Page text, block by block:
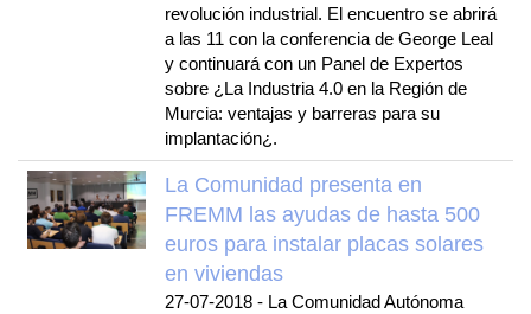
revolución industrial. El encuentro se abrirá
a las 11 con la conferencia de George Leal
y continuará con un Panel de Expertos
sobre ¿La Industria 4.0 en la Región de
Murcia: ventajas y barreras para su
implantación¿.
La Comunidad presenta en
FREMM las ayudas de hasta 500
euros para instalar placas solares
en viviendas
27-07-2018 - La Comunidad Autónoma